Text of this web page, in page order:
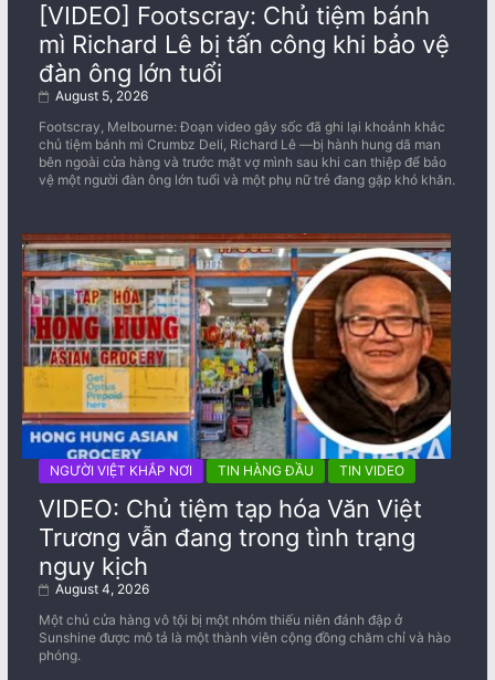
[VIDEO] Footscray: Chủ tiệm bánh
mì Richard Lê bị tấn công khi bảo vệ
đàn ông lớn tuổi
August 5, 2026
Footscray, Melbourne: Đoạn video gây sốc đã ghi lại khoảnh khắc
chủ tiệm bánh mì Crumbz Deli, Richard Lê —bị hành hung dã man
bên ngoài cửa hàng và trước mặt vợ mình sau khi can thiệp để bảo
vệ một người đàn ông lớn tuổi và một phụ nữ trẻ đang gặp khó khăn.
NGƯỜI VIỆT KHẮP NƠI TIN HÀNG ĐẦU TIN VIDEO
VIDEO: Chủ tiệm tạp hóa Văn Việt
Trương vẫn đang trong tình trạng
nguy kịch
August 4, 2026
Một chủ cửa hàng vô tội bị một nhóm thiếu niên đánh đập ở
Sunshine được mô tả là một thành viên cộng đồng chăm chỉ và hào
phóng.